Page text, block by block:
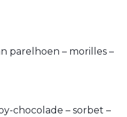
parelhoen – morilles –
chocolade – sorbet –